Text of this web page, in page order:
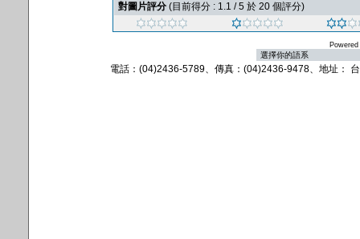
對圖片評分 (目前得分 : 1.1 / 5 於 20 個評分)
電話：(04)2436-5789、傳真：(04)2436-9478、地址：